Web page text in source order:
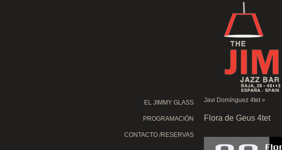
EL JIMMY GLASS
PROGRAMACIÓN
CONTACTO /RESERVAS
Javi Domínguez 4tet»
Flora de Geus 4tet